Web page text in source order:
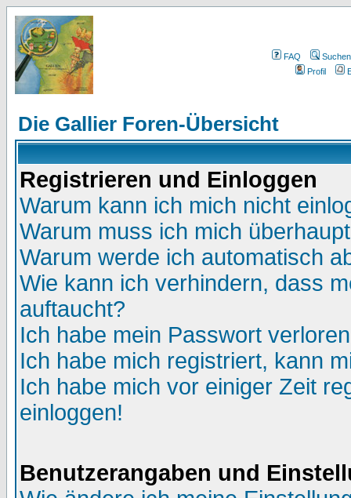
FAQ
Suchen
Profil
Die Gallier Foren-Übersicht
Registrieren und Einloggen
Warum kann ich mich nicht
Warum muss ich mich
Warum werde ich automatisch
Wie kann ich verhindern, dass
auftaucht?
Ich habe mein Passwort
Ich habe mich registriert, kann
Ich habe mich vor einiger Zeit
einloggen!
Benutzerangaben und